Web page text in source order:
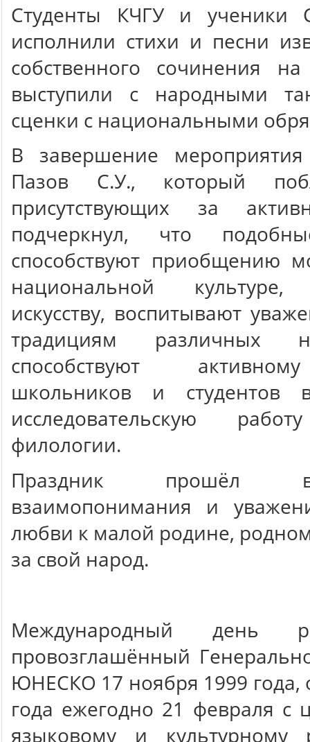
Студенты КЧГУ и ученики
исполнили стихи и песни
собственного сочинения
выступили с народными
сценки с национальными
В завершение
Пазов С.У., который
присутствующих за
подчеркнул, что
способствуют приобщению
национальной культуре,
искусству, воспитывают
традициям различных
способствуют
школьников и студентов
исследовательскую
филологии.
Праздник прошёл
взаимопонимания и
любви к малой родине,
за свой народ.
Международный день
провозглашённый
ЮНЕСКО 17 ноября 1999 года,
года ежегодно 21 февраля с
языковому и культурному